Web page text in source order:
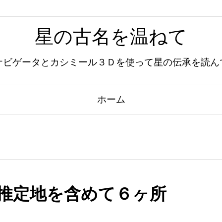
星の古名を温ねて
ビゲータとカシミール３Ｄを使って星の伝承を読ん
ホーム
定地を含めて６ヶ所